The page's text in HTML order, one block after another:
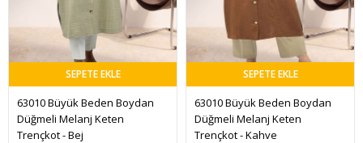
SEPETE EKLE
63010 Büyük Beden Boydan
Düğmeli Melanj Keten
Trençkot - Bej
SEPETE EKLE
63010 Büyük Beden Boydan
Düğmeli Melanj Keten
Trençkot - Kahve